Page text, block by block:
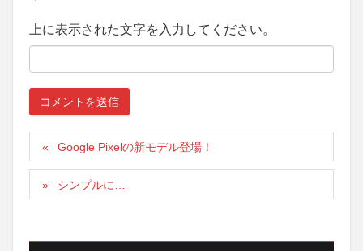
上に表示された文字を入力してください。
Google Pixelの新モデル登場！
シンプルに…